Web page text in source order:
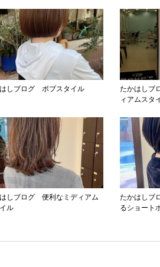
しブログ ボブスタイル
たかはしブ
ィアムスタ
しブログ 便利なミディアム
ル
たかはしブ
るショート